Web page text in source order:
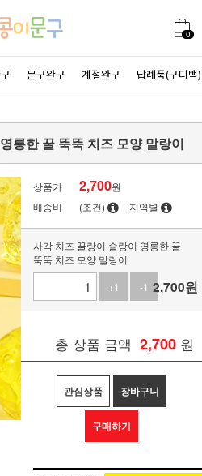
0
문구완구 계절완구 답례품(구디백)
롱한 꿀 뚝뚝 치즈 모양 말랑이
상품가 2,700원
배송비
(조건) 지역별
사각 치즈 꿀랑이 슬랑이 영롱한 꿀
뚝뚝 치즈 모양 말랑이
+1
-1 2,700원
총 상품 금액 2,700 원
관심상품 장바구니
구매하기